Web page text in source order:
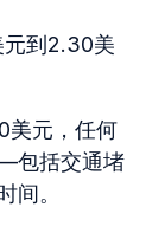
到2.30美
美元，任何
包括交通堵
间。